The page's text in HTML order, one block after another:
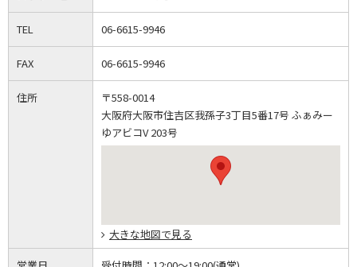
TEL 06-6615-9946
FAX 06-6615-9946
住所
〒558-0014
大阪府大阪市住吉区我孫子3丁目5番17号 ふぁみー
ゆアビコV 203号
大きな地図で見る